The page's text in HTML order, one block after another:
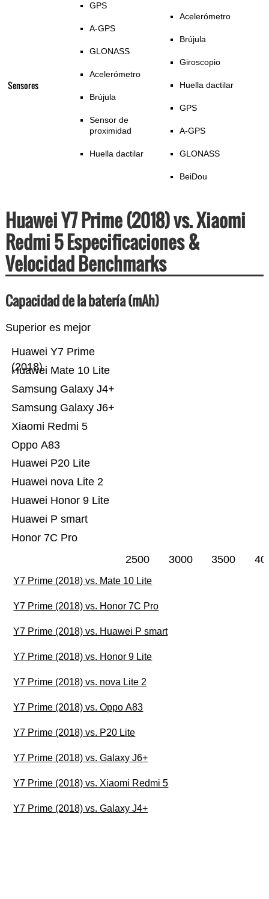
Sensores
GPS
A-GPS
GLONASS
Acelerómetro
Brújula
Sensor de
proximidad
Huella dactilar
Acelerómetro
Brújula
Giroscopio
Huella dactilar
GPS
A-GPS
GLONASS
BeiDou
Huawei Y7 Prime (2018) vs. Xiaomi
Redmi 5 Especificaciones &
Velocidad Benchmarks
Capacidad de la batería (mAh)
Superior es mejor
Honor 7C Pro
Huawei P smart
Huawei Honor 9 Lite
Huawei nova Lite 2
Huawei P20 Lite
Oppo A83
Xiaomi Redmi 5
Samsung Galaxy J6+
Samsung Galaxy J4+
Huawei Mate 10 Lite
Huawei Y7 Prime
(2018)
2500 3000 3500
Y7 Prime (2018) vs. Mate 10 Lite
Y7 Prime (2018) vs. Honor 7C Pro
Y7 Prime (2018) vs. Huawei P smart
Y7 Prime (2018) vs. Honor 9 Lite
Y7 Prime (2018) vs. nova Lite 2
Y7 Prime (2018) vs. Oppo A83
Y7 Prime (2018) vs. P20 Lite
Y7 Prime (2018) vs. Galaxy J6+
Y7 Prime (2018) vs. Xiaomi Redmi 5
Y7 Prime (2018) vs. Galaxy J4+